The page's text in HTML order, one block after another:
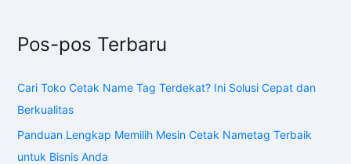
Pos-pos Terbaru
Cari Toko Cetak Name Tag Terdekat? Ini Solusi Cepat dan
Berkualitas
Panduan Lengkap Memilih Mesin Cetak Nametag Terbaik
untuk Bisnis Anda